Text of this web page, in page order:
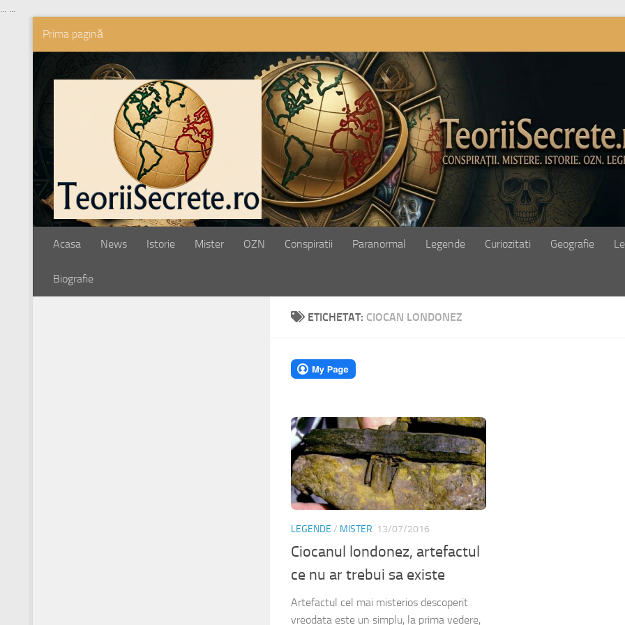
... ...
Skip to content
Prima pagină
Acasa News Istorie Mister OZN Conspiratii Paranormal Legende Curiozitati Geografie
Biografie
ETICHETAT: CIOCAN LONDONEZ
LEGENDE / MISTER 13/07/2016
Ciocanul londonez, artefactul
ce nu ar trebui sa existe
Artefactul cel mai misterios descoperit
vreodata este un simplu, la prima vedere,